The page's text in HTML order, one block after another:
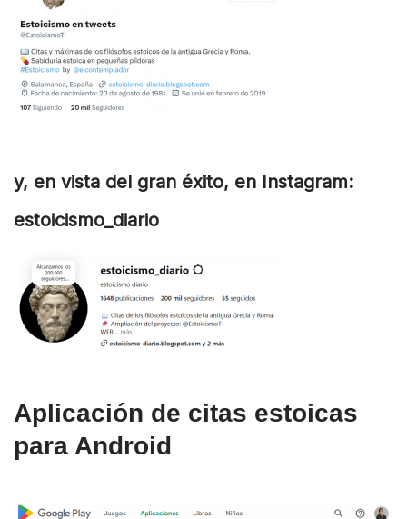
y, en vista del gran éxito, en Instagram:
estoicismo_diario
Aplicación de citas estoicas
para Android